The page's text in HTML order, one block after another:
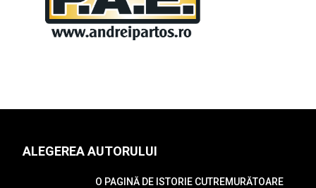
ALEGEREA AUTORULUI
O PAGINĂ DE ISTORIE CUTREMURĂTOARE